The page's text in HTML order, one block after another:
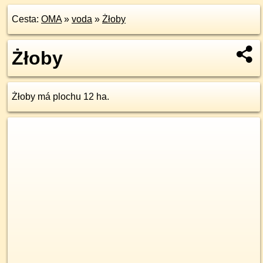
Cesta: OMA» voda » Żłoby
Żłoby
Żłoby má plochu 12 ha.